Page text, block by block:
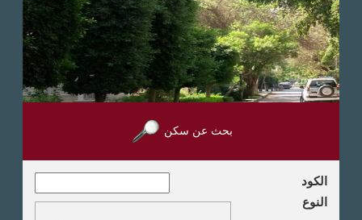
بحث عن سكن
الكود
النوع